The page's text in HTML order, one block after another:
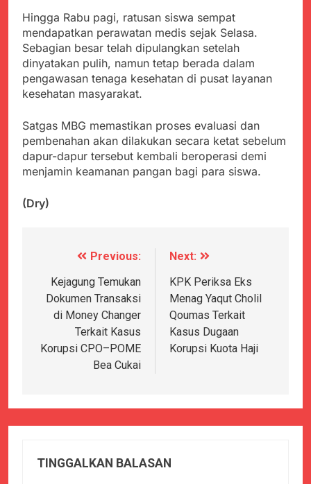
Desa Sukakersa
Korban Tenggelam di
Perairan Giligenting
Ditemukan, Polisi
Pastikan Penanganan
Berjalan Sesuai
Prosedur
Agustus 3, 2026
Kapolresta Sumenep
Sambut Kedatangan
Korban Evakuasi KM
Hingga Rabu pagi, ratusan siswa sempat
mendapatkan perawatan medis sejak Selasa.
Sebagian besar telah dipulangkan setelah
dinyatakan pulih, namun tetap berada dalam
pengawasan tenaga kesehatan di pusat layanan
kesehatan masyarakat.
Satgas MBG memastikan proses evaluasi dan
pembenahan akan dilakukan secara ketat sebelum
dapur-dapur tersebut kembali beroperasi demi
menjamin keamanan pangan bagi para siswa.
(Dry)
Navigasi
pos
Previous:
Kejagung Temukan
Dokumen Transaksi
di Money Changer
Terkait Kasus
Korupsi CPO–POME
Bea Cukai
Next:
KPK Periksa Eks
Menag Yaqut Cholil
Qoumas Terkait
Kasus Dugaan
Korupsi Kuota Haji
TINGGALKAN BALASAN